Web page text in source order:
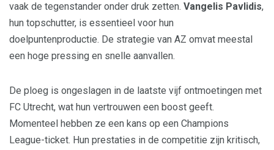
vaak de tegenstander onder druk zetten. Vangelis Pavlidis,
hun topschutter, is essentieel voor hun
doelpuntenproductie. De strategie van AZ omvat meestal
een hoge pressing en snelle aanvallen.
De ploeg is ongeslagen in de laatste vijf ontmoetingen met
FC Utrecht, wat hun vertrouwen een boost geeft.
Momenteel hebben ze een kans op een Champions
League-ticket. Hun prestaties in de competitie zijn kritisch,